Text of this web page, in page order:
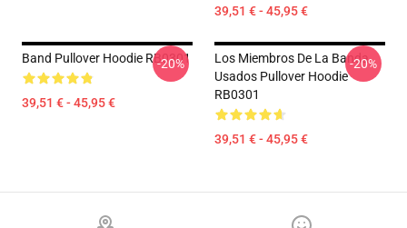
39,51 € - 45,95 €
Band Pullover Hoodie RB0301
39,51 € - 45,95 €
-20%
Los Miembros De La Banda
Usados Pullover Hoodie
RB0301
39,51 € - 45,95 €
-20%